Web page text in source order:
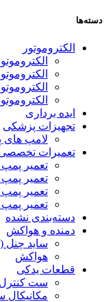
دسته‌ها
الکتروموتور
ایده برداری
تجهیزات پزشکی
لامپ
تعمیرات
تعمیر
تعمیر پمپ
تعمیر
تعمیر
دسته‌بندی نشده
دمنده و هواکش
ساید چنل (
هواکش
قطعات یدکی
ست کنترل
مکانیکال